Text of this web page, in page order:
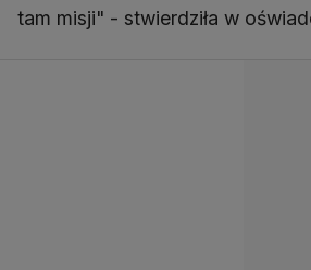
tam misji" - stwierdziła w